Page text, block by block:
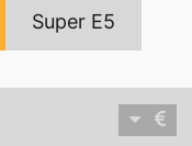
Super E5